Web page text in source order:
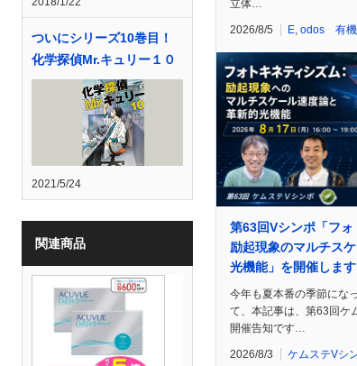
ついにシリーズ10巻目！
化学探偵Mr.キュリー１０
2021/5/24
関連商品
立体…
2026/8/5 E odos 有機
第63回Vシンポ「フォ
励起現象のマルチス
光機能」を開催します
今年も夏本番の季節にな
て、本記事は、第63回ケ
開催告知です…
2026/8/3 ケムステVシ